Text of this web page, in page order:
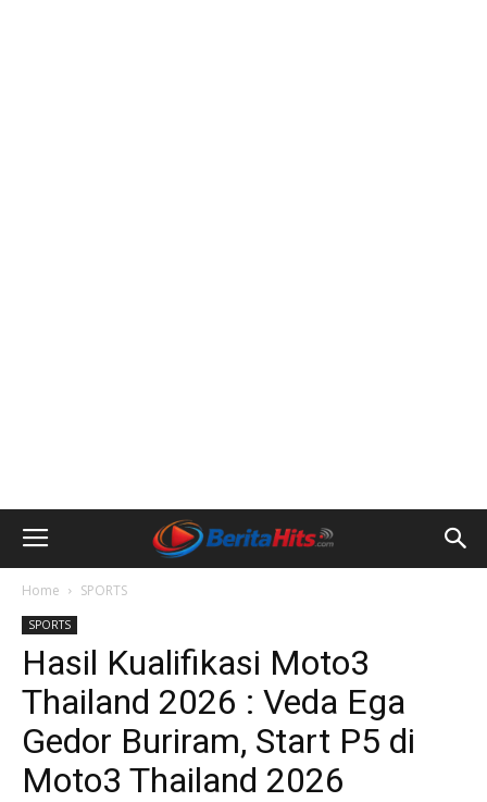
Home SPORTS
SPORTS
Hasil Kualifikasi Moto3
Thailand 2026 : Veda Ega
Gedor Buriram, Start P5 di
Moto3 Thailand 2026